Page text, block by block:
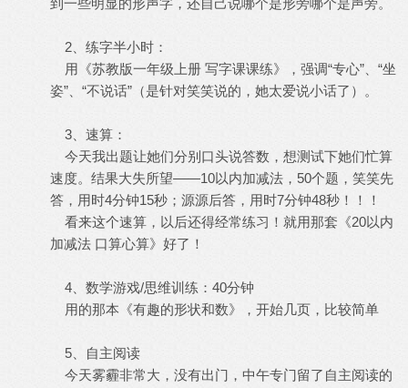
到一些明显的形声字，还自己说哪个是形旁哪个是声旁。
2、练字半小时：
用《苏教版一年级上册 写字课课练》，强调“专心”、“坐
姿”、“不说话”（是针对笑笑说的，她太爱说小话了）。
3、速算：
今天我出题让她们分别口头说答数，想测试下她们忙算
速度。结果大失所望——10以内加减法，50个题，笑笑先
答，用时4分钟15秒；源源后答，用时7分钟48秒！！！
看来这个速算，以后还得经常练习！就用那套《20以内
加减法 口算心算》好了！
4、数学游戏/思维训练：40分钟
用的那本《有趣的形状和数》，开始几页，比较简单
5、自主阅读
今天雾霾非常大，没有出门，中午专门留了自主阅读的